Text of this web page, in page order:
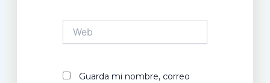
Guarda mi nombre, correo